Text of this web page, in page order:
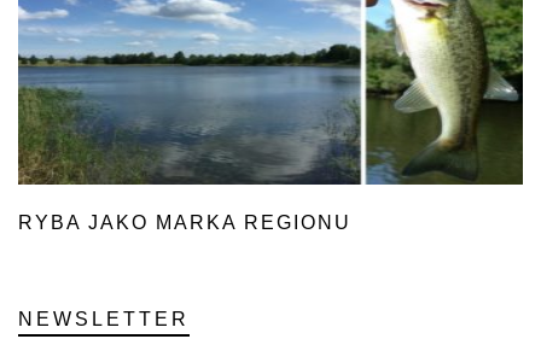
RYBA JAKO MARKA REGIONU
NEWSLETTER